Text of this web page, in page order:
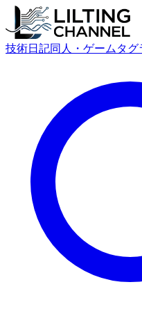
技術日記同人・ゲーム タグ